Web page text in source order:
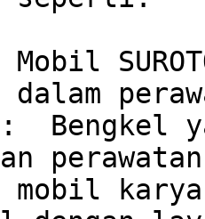
dalam
Bengkel
mobil